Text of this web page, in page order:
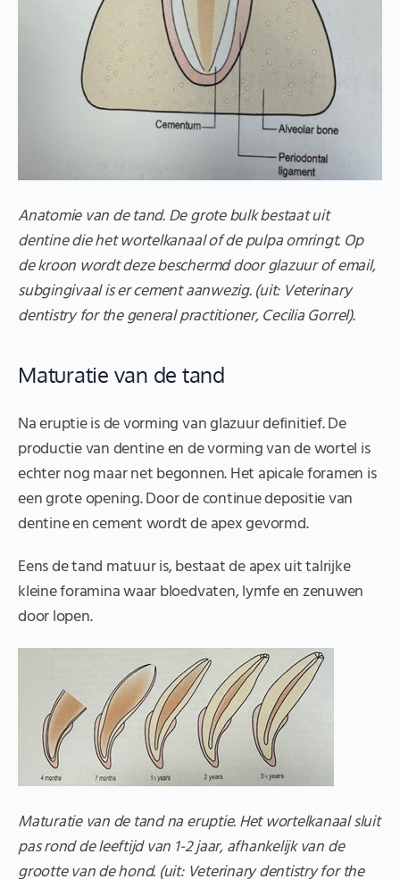
Anatomie van de tand. De grote bulk bestaat uit
dentine die het wortelkanaal of de pulpa omringt. Op
de kroon wordt deze beschermd door glazuur of email,
subgingivaal is er cement aanwezig. (uit: Veterinary
dentistry for the general practitioner, Cecilia Gorrel).
Maturatie van de tand
Na eruptie is de vorming van glazuur definitief. De
productie van dentine en de vorming van de wortel is
echter nog maar net begonnen. Het apicale foramen is
een grote opening. Door de continue depositie van
dentine en cement wordt de apex gevormd.
Eens de tand matuur is, bestaat de apex uit talrijke
kleine foramina waar bloedvaten, lymfe en zenuwen
door lopen.
Maturatie van de tand na eruptie. Het wortelkanaal sluit
pas rond de leeftijd van 1-2 jaar, afhankelijk van de
grootte van de hond. (uit: Veterinary dentistry for the